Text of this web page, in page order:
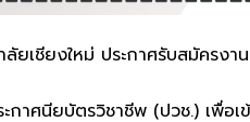
ยเชียงใหม่ ประกาศรับสมัครง
าศนียบัตรวิชาชีพ (ปวช.) เพื่อ